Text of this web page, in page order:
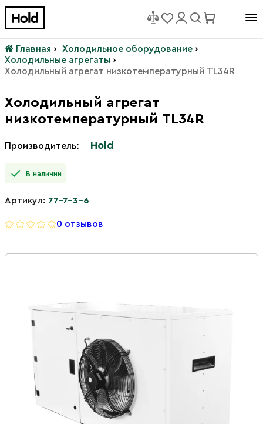
Главная › Холодильное оборудование ›
Холодильные агрегаты ›
Холодильный агрегат низкотемпературный ТL34R
Холодильный агрегат
низкотемпературный ТL34R
Производитель: Hold
В наличии
Артикул: 77-7-3-6
0 отзывов